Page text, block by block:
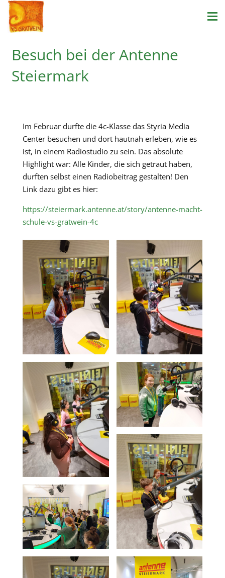
Besuch bei der Antenne
Steiermark
Im Februar durfte die 4c-Klasse das Styria Media
Center besuchen und dort hautnah erleben, wie es
ist, in einem Radiostudio zu sein. Das absolute
Highlight war: Alle Kinder, die sich getraut haben,
durften selbst einen Radiobeitrag gestalten! Den
Link dazu gibt es hier:
https://steiermark.antenne.at/story/antenne-macht-
schule-vs-gratwein-4c